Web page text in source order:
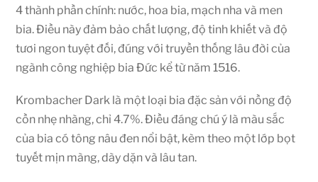
4 thành phần chính: nước, hoa bia, mạch nha và men
bia. Điều này đảm bảo chất lượng, độ tinh khiết và độ
tươi ngon tuyệt đối, đúng với truyền thống lâu đời của
ngành công nghiệp bia Đức kể từ năm 1516.
Krombacher Dark là một loại bia đặc sản với nồng độ
cồn nhẹ nhàng, chỉ 4.7%. Điều đáng chú ý là màu sắc
của bia có tông nâu đen nổi bật, kèm theo một lớp bọt
tuyết mịn màng, dày dặn và lâu tan.